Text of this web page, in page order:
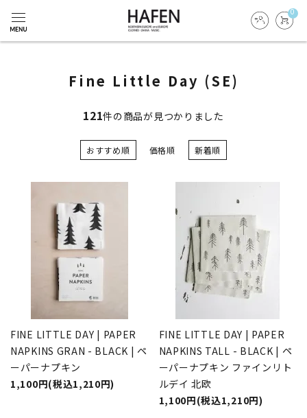
0
Fine Little Day (SE)
121件の商品が見つかりました
おすすめ順 価格順 新着順
FINE LITTLE DAY | PAPER
NAPKINS GRAN - BLACK | ペ
ーパーナプキン
1,100円(税込1,210円)
FINE LITTLE DAY | PAPER
NAPKINS TALL - BLACK | ペ
ーパーナプキン ファインリト
ルデイ 北欧
1,100円(税込1,210円)